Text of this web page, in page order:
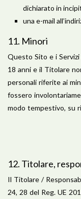
dichiarato in
una e-mail
​11. Minori
Questo Sito e i
18 anni e il Titolare
personali riferite ai
fossero
modo tempestivo, su
12. Titolare,
Il Titolare /
24, 28 del Reg. UE